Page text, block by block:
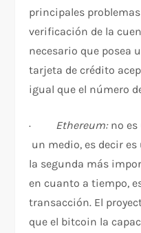
principales
verificación de la
necesario que posea
tarjeta de crédito
igual que el número
· Ethereum: no
un medio, es decir
la segunda más
en cuanto a tiempo,
transacción. El
que el bitcoin la